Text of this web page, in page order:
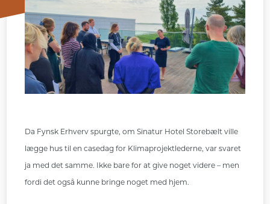
Da Fynsk Erhverv spurgte, om Sinatur Hotel Storebælt ville
lægge hus til en casedag for Klimaprojektlederne, var svaret
ja med det samme. Ikke bare for at give noget videre – men
fordi det også kunne bringe noget med hjem.